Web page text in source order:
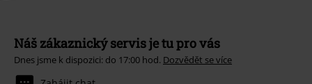
Náš zákaznický servis je tu pro vás
Dnes jsme k dispozici: do 17:00 hod. Dozvědět se více